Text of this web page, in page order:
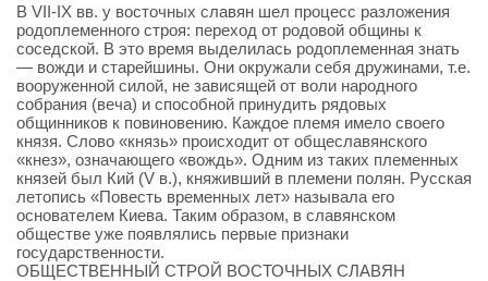
В VII-IX вв. у восточных славян шел процесс разложения
родоплеменного строя: переход от родовой общины к
соседской. В это время выделилась родоплеменная знать
— вожди и старейшины. Они окружали себя дружинами, т.е.
вооруженной силой, не зависящей от воли народного
собрания (веча) и способной принудить рядовых
общинников к повиновению. Каждое племя имело своего
князя. Слово «князь» происходит от общеславянского
«кнез», означающего «вождь». Одним из таких племенных
князей был Кий (V в.), княживший в племени полян. Русская
летопись «Повесть временных лет» называла его
основателем Киева. Таким образом, в славянском
обществе уже появлялись первые признаки
государственности.
ОБЩЕСТВЕННЫЙ СТРОЙ ВОСТОЧНЫХ СЛАВЯН